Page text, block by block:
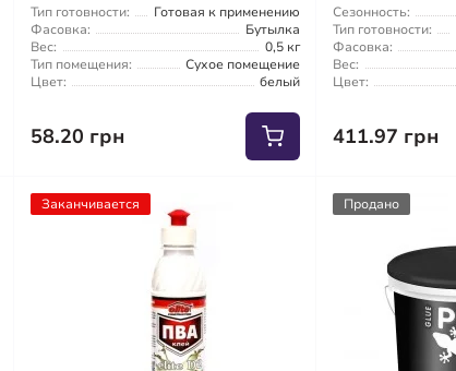
Тип готовности:
Готовая к применению
Фасовка:
Бутылка
Вес:
0,5 кг
Тип помещения:
Сухое помещение
Цвет:
белый
58.20 грн
Сезонность:
Тип готовности:
Фасовка:
Вес:
Цвет:
411.97 грн
Заканчивается Продано